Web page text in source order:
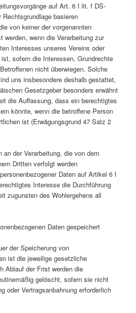
auf Art. 6 I lit. f DS-
basieren
von keiner der vorgenannten
werden, wenn die Verarbeitung zur
Interesses unseres Vereins oder
sofern die Interessen, Grundrechte
nicht überwiegen. Solche
uns insbesondere deshalb gestattet,
Gesetzgeber besonders erwähnt
die Auffassung, dass ein berechtigtes
könnte, wenn die betroffene Person
ist (Erwägungsgrund 47 Satz 2
der Verarbeitung, die von dem
Dritten verfolgt werden
Daten auf Artikel 6 I
Interesse die Durchführung
zugunsten des Wohlergehens all
Daten gespeichert
der Speicherung von
ist die jeweilige gesetzliche
Ablauf der Frist werden die
gelöscht, sofern sie nicht
oder Vertragsanbahnung erforderlich